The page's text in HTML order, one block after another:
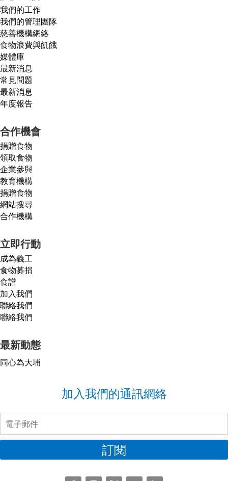
我們的工作
我們的管理團隊
慈善機構網絡
食物浪費與飢餓
媒體庫
最新消息
常見問題
最新消息
年度報告
合作機會
捐贈食物
領取食物
企業參與
教育機構
捐贈食物
網站搜尋
合作機構
立即行動
成為義工
食物募捐
食譜
加入我們
聯絡我們
聯絡我們
最新動態
同心為大埔
加入我們的通訊網絡
訂閱